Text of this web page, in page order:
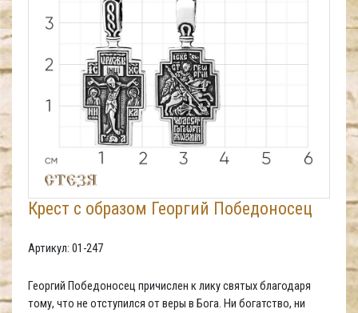
Крест с образом Георгий Победоносец
Артикул: 01-247
Георгий Победоносец причислен к лику святых благодаря
тому, что не отступился от веры в Бога. Ни богатство, ни